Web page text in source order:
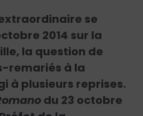
se
2014 sur la
la question de
remariés à la
à plusieurs reprises.
du 23 octobre